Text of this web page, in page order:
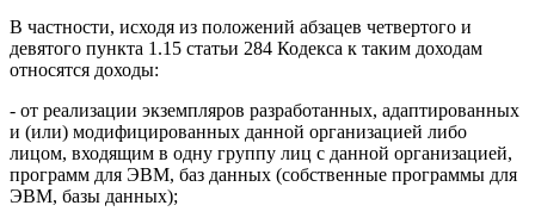
В частности, исходя из положений абзацев четвертого и
девятого пункта 1.15 статьи 284 Кодекса к таким доходам
относятся доходы:
- от реализации экземпляров разработанных, адаптированных
и (или) модифицированных данной организацией либо
лицом, входящим в одну группу лиц с данной организацией,
программ для ЭВМ, баз данных (собственные программы для
ЭВМ, базы данных);